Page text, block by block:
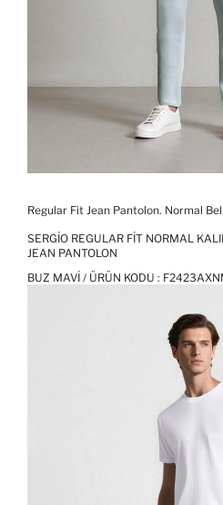
Regular Fit Jean Pantolon. Normal
SERGIO REGULAR FIT NORMAL
JEAN PANTOLON
BUZ MAVI / ÜRÜN KODU :